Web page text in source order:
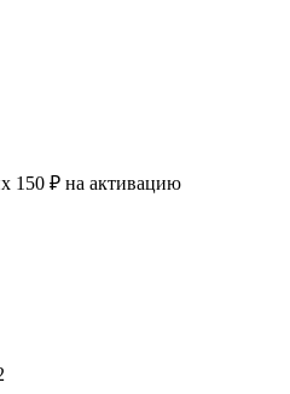
150 ₽ на активацию